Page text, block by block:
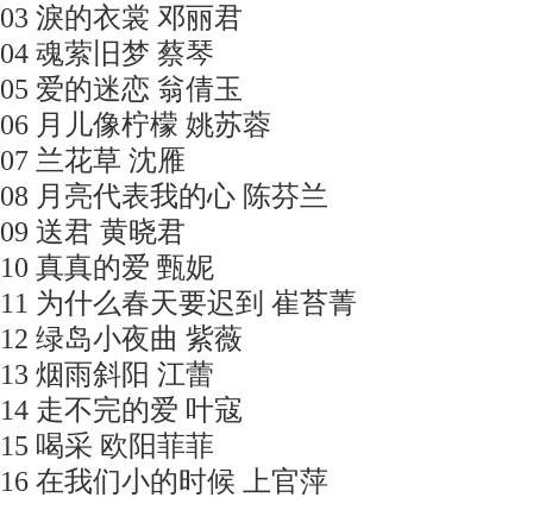
03 淚的衣裳 邓丽君
04 魂萦旧梦 蔡琴
05 爱的迷恋 翁倩玉
06 月儿像柠檬 姚苏蓉
07 兰花草 沈雁
08 月亮代表我的心 陈芬兰
09 送君 黄晓君
10 真真的爱 甄妮
11 为什么春天要迟到 崔苔菁
12 绿岛小夜曲 紫薇
13 烟雨斜阳 江蕾
14 走不完的爱 叶寇
15 喝采 欧阳菲菲
16 在我们小的时候 上官萍